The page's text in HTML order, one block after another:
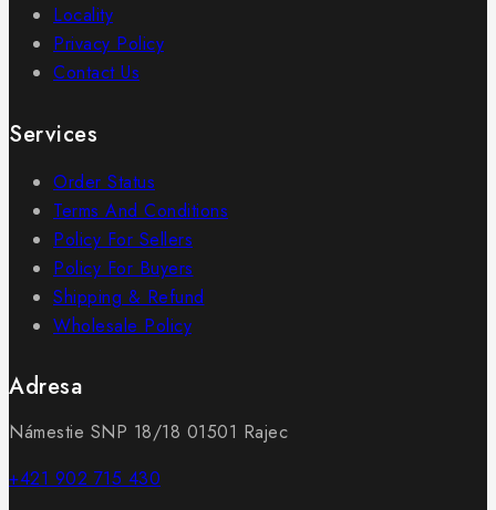
Locality
Privacy Policy
Contact Us
Services
Order Status
Terms And Conditions
Policy For Sellers
Policy For Buyers
Shipping & Refund
Wholesale Policy
Adresa
Námestie SNP 18/18 01501 Rajec
+421 902 715 430